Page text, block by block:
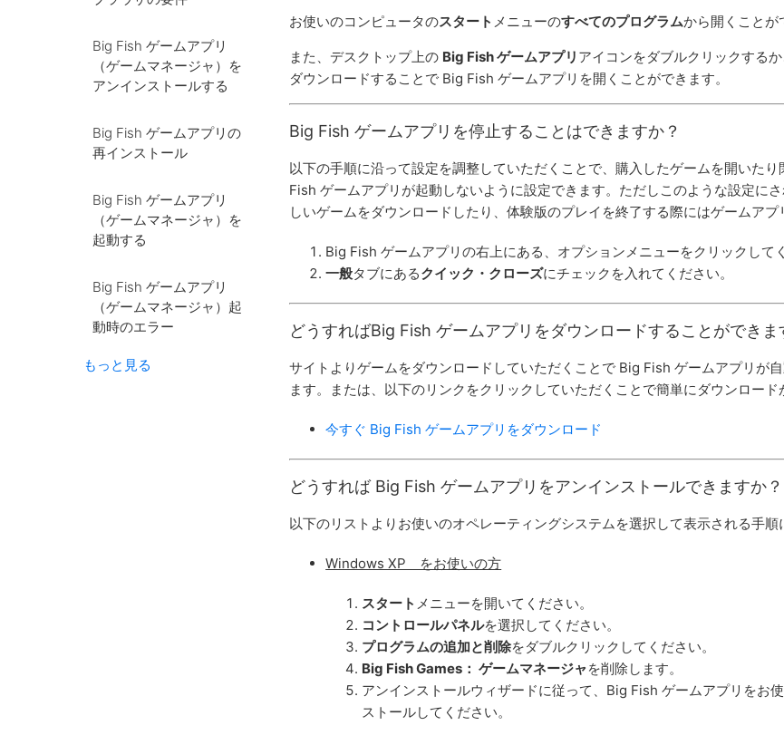
Big Fish ゲームアプリ
（ゲームマネージャ）を
アンインストールする
Big Fish ゲームアプリの
再インストール
Big Fish ゲームアプリ
（ゲームマネージャ）を
起動する
Big Fish ゲームアプリ
（ゲームマネージャ）起
動時のエラー
もっと見る
お使いのコンピュータのスタート メニューのすべてのプログラムから開くことが
また、デスクトップ上の Big Fish ゲームアプリ アイコンをダブルクリックする
ダウンロードすることで Big Fish ゲームアプリを開くことができます。
Big Fish ゲームアプリを停止することはできますか？
以下の手順に沿って設定を調整していただくことで、購入したゲームを開いた
Fish ゲームアプリが起動しないように設定できます。ただしこのような設定に
しいゲームをダウンロードしたり、体験版のプレイを終了する際にはゲームアプ
Big Fish ゲームアプリの右上にある、オプションメニューをクリックして
一般タブにあるクイック・クローズにチェックを入れてください。
どうすればBig Fish ゲームアプリをダウンロードすることができま
サイトよりゲームをダウンロードしていただくことで Big Fish ゲームアプリが
ます。または、以下のリンクをクリックしていただくことで簡単にダウンロード
今すぐ Big Fish ゲームアプリをダウンロード
どうすれば Big Fish ゲームアプリをアンインストールできますか？
以下のリストよりお使いのオペレーティングシステムを選択して表示される手順
Windows XP をお使いの方
スタート メニューを開いてください。
コントロールパネルを選択してください。
プログラムの追加と削除をダブルクリックしてください。
Big Fish Games： ゲームマネージャ を削除します。
アンインストールウィザードに従って、Big Fish ゲームアプリをお
ストールしてください。